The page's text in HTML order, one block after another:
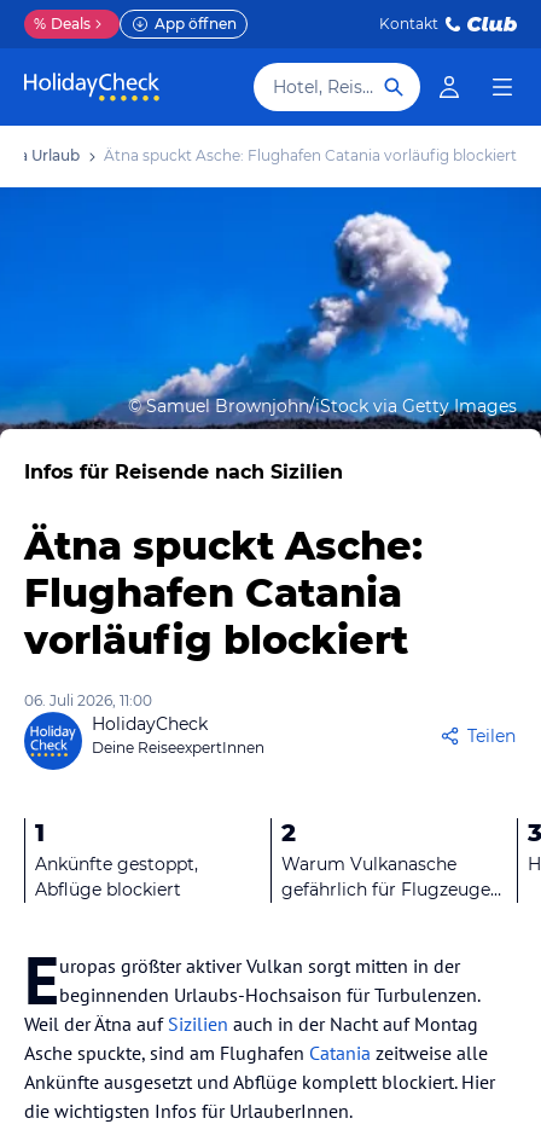
% Deals App öffnen Kontakt
Hotel, Reiseziel
Urlaub Ätna spuckt Asche: Flughafen Catania vorläufig blockiert
©Samuel Brownjohn/iStock via Getty Images
Infos für Reisende nach Sizilien
Ätna spuckt Asche:
Flughafen Catania
vorläufig blockiert
06. Juli 2026, 11:00
HolidayCheck
Deine ReiseexpertInnen
Teilen
1
Ankünfte gestoppt,
Abflüge blockiert
2
Warum Vulkanasche
gefährlich für Flugzeuge
3
Europas größter aktiver Vulkan sorgt mitten in der
beginnenden Urlaubs-Hochsaison für Turbulenzen.
Weil der Ätna auf Sizilien auch in der Nacht auf Montag
Asche spuckte, sind am Flughafen Catania zeitweise alle
Ankünfte ausgesetzt und Abflüge komplett blockiert. Hier
die wichtigsten Infos für UrlauberInnen.